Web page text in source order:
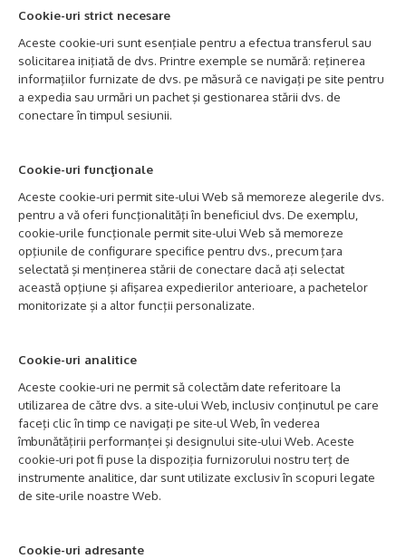
Cookie-uri strict necesare
Aceste cookie-uri sunt esenţiale pentru a efectua transferul sau
solicitarea iniţiată de dvs. Printre exemple se numără: reţinerea
informaţiilor furnizate de dvs. pe măsură ce navigaţi pe site pentru
a expedia sau urmări un pachet şi gestionarea stării dvs. de
conectare în timpul sesiunii.
Cookie-uri funcţionale
Aceste cookie-uri permit site-ului Web să memoreze alegerile dvs.
pentru a vă oferi funcţionalităţi în beneficiul dvs. De exemplu,
cookie-urile funcţionale permit site-ului Web să memoreze
opţiunile de configurare specifice pentru dvs., precum ţara
selectată şi menţinerea stării de conectare dacă aţi selectat
această opţiune şi afişarea expedierilor anterioare, a pachetelor
monitorizate şi a altor funcţii personalizate.
Cookie-uri analitice
Aceste cookie-uri ne permit să colectăm date referitoare la
utilizarea de către dvs. a site-ului Web, inclusiv conţinutul pe care
faceţi clic în timp ce navigaţi pe site-ul Web, în vederea
îmbunătăţirii performanţei şi designului site-ului Web. Aceste
cookie-uri pot fi puse la dispoziţia furnizorului nostru terţ de
instrumente analitice, dar sunt utilizate exclusiv în scopuri legate
de site-urile noastre Web.
Cookie-uri adresante